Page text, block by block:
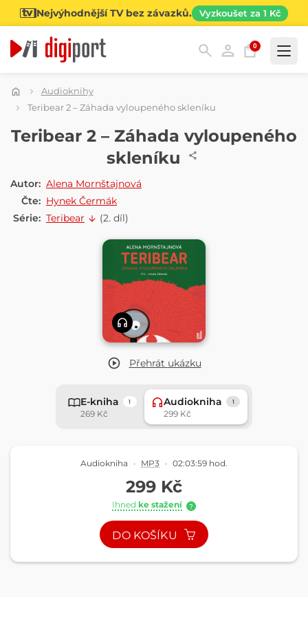
Nejvýhodnější TV bez závazků. Vyzkoušet za 1 Kč
0
Kategorie
Audioknihy
Teribear 2 – Záhada vyloupeného skleníku
Přehrát ukázku
AUDIOKNIHA
Teribear 2 – Záhada vyloupeného
skleníku
Autor: Alena Mornštajnová
Čte: Hynek Čermák
Série: Teribear (2. díl)
E-kniha 1
269 Kč
Audiokniha 1
299 Kč
Audiokniha · MP3 · 02:03:59 hod.
299 Kč
Ihned ke stažení ?
DO KOŠÍKU